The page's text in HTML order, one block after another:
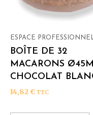
ESPACE
BOÎTE DE 32
MACARONS
CHOCOLAT
14,82 € TTC